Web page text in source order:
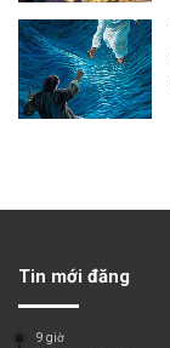
Tin mới đăng
9 giờ